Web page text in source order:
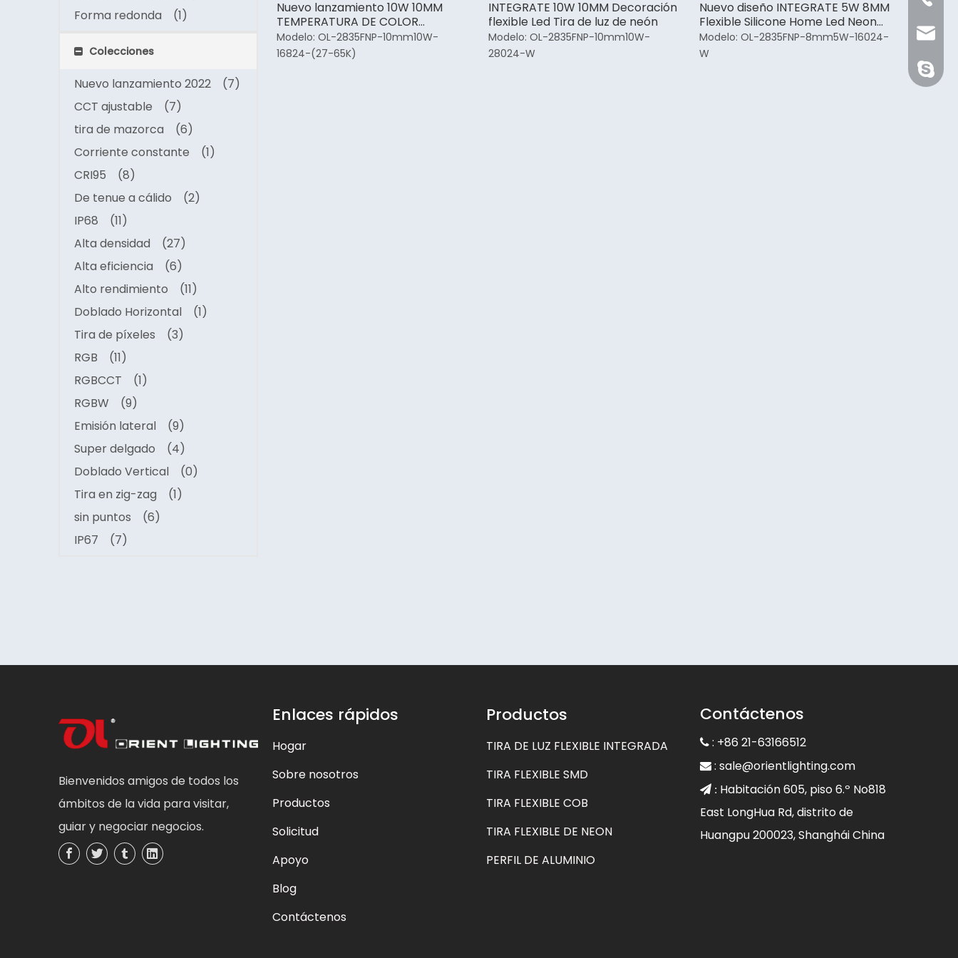
Forma redonda
(1)
Colecciones
Nuevo lanzamiento 2022
(7)
CCT ajustable
(7)
tira de mazorca
(6)
Corriente constante
(1)
CRI95
(8)
De tenue a cálido
(2)
IP68
(11)
Alta densidad
(27)
Alta eficiencia
(6)
Alto rendimiento
(11)
Doblado Horizontal
(1)
Tira de píxeles
(3)
RGB
(11)
RGBCCT
(1)
RGBW
(9)
Emisión lateral
(9)
Super delgado
(4)
Doblado Vertical
(0)
Tira en zig-zag
(1)
sin puntos
(6)
IP67
(7)
Nuevo lanzamiento 10W 10MM
TEMPERATURA DE COLOR
AJUSTABLE Exterior Tira de luces
LED para exteriores
Modelo: OL-2835FNP-10mm10W-
16824-(27-65K)
INTEGRATE 10W 10MM Decoración
flexible Led Tira de luz de neón
Modelo: OL-2835FNP-10mm10W-
28024-W
Nuevo diseño INTEGRATE 5W 8MM
Flexible Silicone Home Led Neon
Strip Light
Modelo: OL-2835FNP-8mm5W-16024-
W
Bienvenidos amigos de todos los
ámbitos de la vida para visitar,
guiar y negociar negocios.
Enlaces rápidos
Hogar
Sobre nosotros
Productos
Solicitud
Apoyo
Blog
Contáctenos
Productos
TIRA DE LUZ FLEXIBLE INTEGRADA
TIRA FLEXIBLE SMD
TIRA FLEXIBLE COB
TIRA FLEXIBLE DE NEON
PERFIL DE ALUMINIO
Contáctenos
 : +86 21-63166512
 : sale@orientlighting.com
 : Habitación 605, piso 6.º No818
East LongHua Rd, distrito de
Huangpu 200023, Shanghái China